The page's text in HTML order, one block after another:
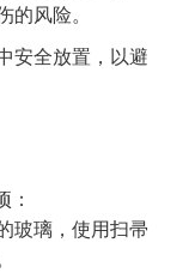
风险。
安全放置，以避
：
玻璃，使用扫帚